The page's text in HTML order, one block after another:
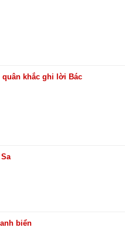
quân khắc ghi lời Bác
biển